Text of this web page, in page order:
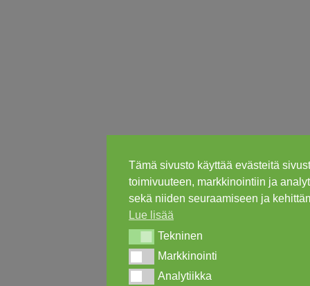
Tämä sivusto käyttää evästeitä
toimivuuteen, markkinointiin ja
sekä niiden seuraamiseen ja
Lue lisää
TekninenTekninen
MarkkinointiMarkkinointi
AnalytiikkaAnalytiikka